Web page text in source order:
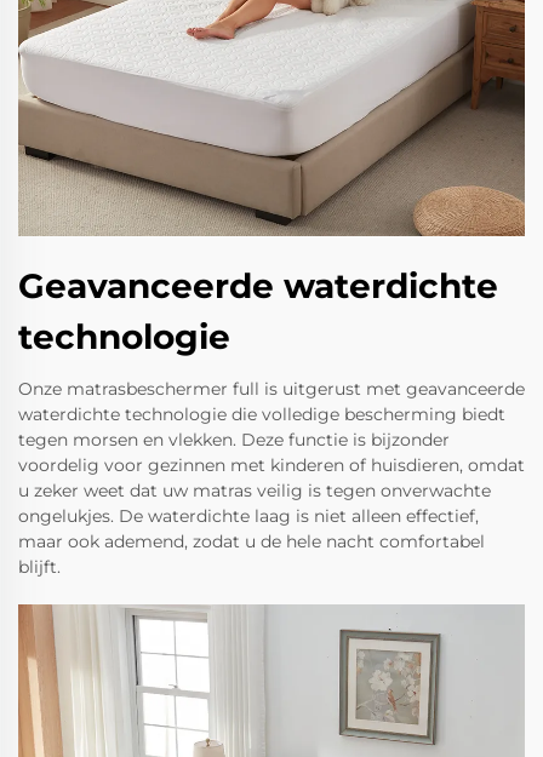
Geavanceerde waterdichte
technologie
Onze matrasbeschermer full is uitgerust met geavanceerde
waterdichte technologie die volledige bescherming biedt
tegen morsen en vlekken. Deze functie is bijzonder
voordelig voor gezinnen met kinderen of huisdieren, omdat
u zeker weet dat uw matras veilig is tegen onverwachte
ongelukjes. De waterdichte laag is niet alleen effectief,
maar ook ademend, zodat u de hele nacht comfortabel
blijft.